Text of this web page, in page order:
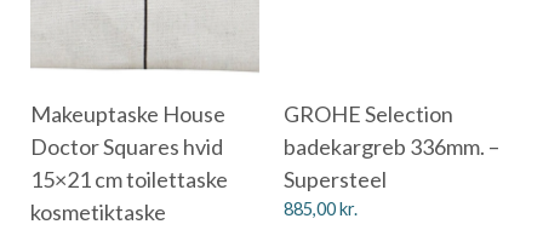
Makeuptaske House
Doctor Squares hvid
15×21 cm toilettaske
kosmetiktaske
GROHE Selection
badekargreb 336mm. –
Supersteel
885,00kr.